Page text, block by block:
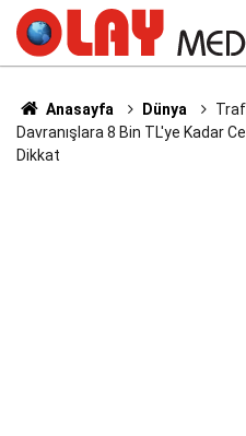
Anasayfa Dünya
Davranışlara 8 Bin TL'ye Kadar
Dikkat